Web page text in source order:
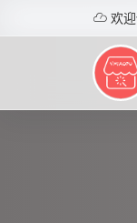
 欢